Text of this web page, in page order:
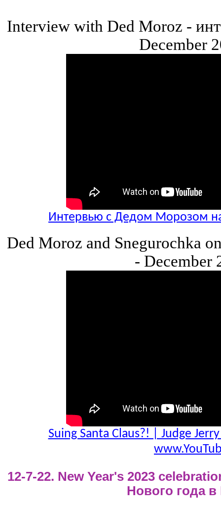
Interview with Ded Moroz -
December
Интервью с Дедом Морозом
Ded Moroz and Snegurochka
- December
Suing Santa Claus?! | Judge
12-7-22. New Year's 2023
Нового года